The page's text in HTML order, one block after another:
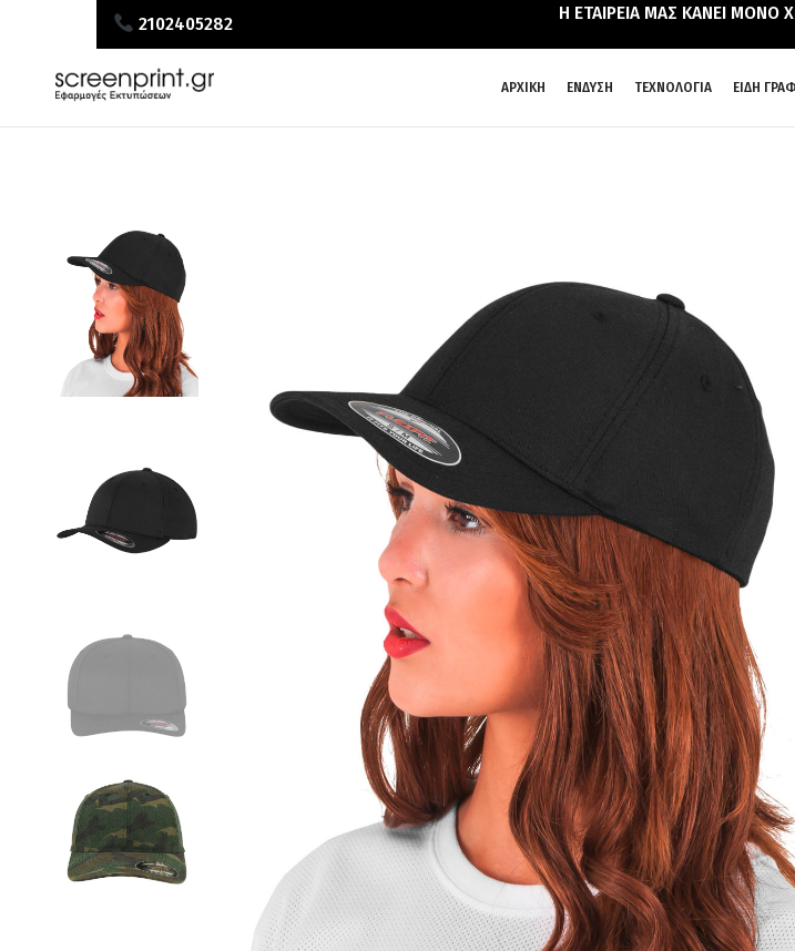
2102405282 Η ΕΤΑΙΡΕΙΑ ΜΑΣ ΚΑΝΕΙ ΜΟΝΟ
ΑΡΧΙΚΗ ΕΝΔΥΣΗ ΤΕΧΝΟΛΟΓΙΑ ΕΙΔΗ